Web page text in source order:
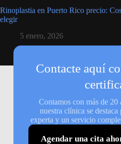
Rinoplastia en Puerto Rico precio:
elegir
5 enero, 2026
Contacte aquí
Contamos con más de 20
nuestra clínica se
experta y un servicio
Agendar una cita